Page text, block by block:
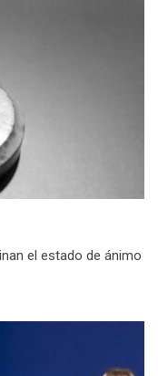
el estado de ánimo